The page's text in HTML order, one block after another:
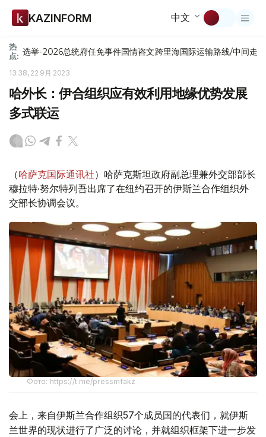
KAZINFORM 中文
热
点: 选举-2026总统府任免事件国情咨文跨里海国际运输路线/中间走廊
13:38, 22 9月 2023
哈外长：伊合组织应有效利用地缘优势发展
多式联运
（哈萨克国际通讯社）哈萨克斯坦政府副总理兼外交部部长
穆拉特·努尔特列吾出席了在纽约召开的伊斯兰合作组织外
交部长协调会议。
Фото: https://t.me/pressmfakz
会上，来自伊斯兰合作组织57个成员国的代表们，就伊斯
兰世界的现状进行了广泛的讨论，并就组织框架下进一步发